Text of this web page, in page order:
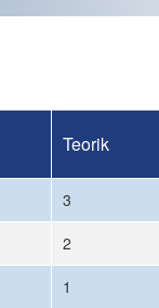
Teorik
3
2
1